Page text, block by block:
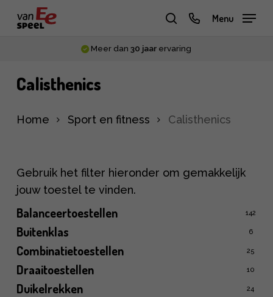
zoeken
phone
Menu
Meer dan30 jaar ervaring
Calisthenics
Home Sport en fitness Calisthenics
Gebruik het filter hieronder om gemakkelijk
jouw toestel te vinden.
Balanceertoestellen 142
Buitenklas 6
Combinatietoestellen 25
Draaitoestellen 10
Duikelrekken 24